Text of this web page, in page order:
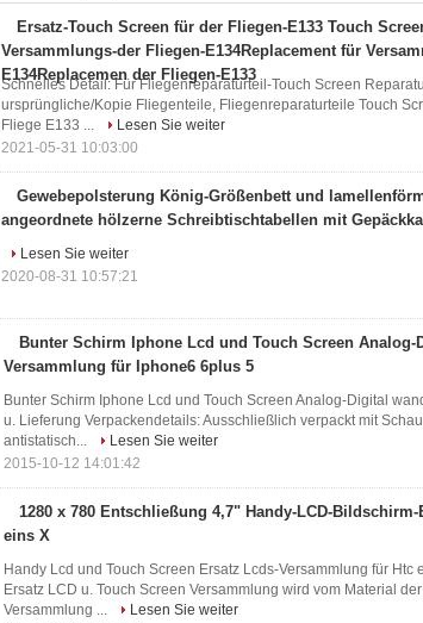
Ersatz-Touch Screen für der Fliegen-E133 Touch
Versammlungs-der Fliegen-E134Replacement für
E134Replacemen der Fliegen-E133
Schnelles Detail: Für Fliegenreparaturteil-Touch Screen
ursprüngliche/Kopie Fliegenteile, Fliegenreparaturteile Touch
Fliege E133 ...
Lesen Sie weiter
2021-05-31 10:03:00
Gewebepolsterung König-Größenbett und
angeordnete hölzerne Schreibtischtabellen mit
Lesen Sie weiter
2020-08-31 10:57:21
Bunter Schirm Iphone Lcd und Touch Screen Analog-
Versammlung für Iphone6 6plus 5
Bunter Schirm Iphone Lcd und Touch Screen Analog-Digital
u. Lieferung Verpackendetails: Ausschließlich verpackt mit
antistatisch...
Lesen Sie weiter
2015-10-12 14:01:42
1280 x 780 Entschließung 4,7" Handy-LCD-Bildschirm-
eins X
Handy Lcd und Touch Screen Ersatz Lcds-Versammlung für
Ersatz LCD u. Touch Screen Versammlung wird vom Material
Versammlung ...
Lesen Sie weiter